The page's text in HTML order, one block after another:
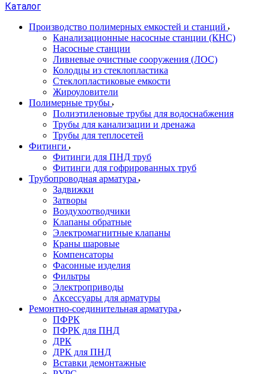
Каталог
Производство полимерных емкостей и станций
Канализационные насосные станции (КНС)
Насосные станции
Ливневые очистные сооружения (ЛОС)
Колодцы из стеклопластика
Стеклопластиковые емкости
Жироуловители
Полимерные трубы
Полиэтиленовые трубы для водоснабжения
Трубы для канализации и дренажа
Трубы для теплосетей
Фитинги
Фитинги для ПНД труб
Фитинги для гофрированных труб
Трубопроводная арматура
Задвижки
Затворы
Воздухоотводчики
Клапаны обратные
Электромагнитные клапаны
Краны шаровые
Компенсаторы
Фасонные изделия
Фильтры
Электроприводы
Аксессуары для арматуры
Ремонтно-соединительная арматура
ПФРК
ПФРК для ПНД
ДРК
ДРК для ПНД
Вставки демонтажные